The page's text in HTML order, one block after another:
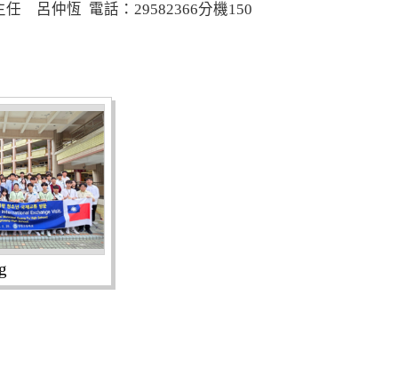
任 呂仲恆 電話：29582366分機150